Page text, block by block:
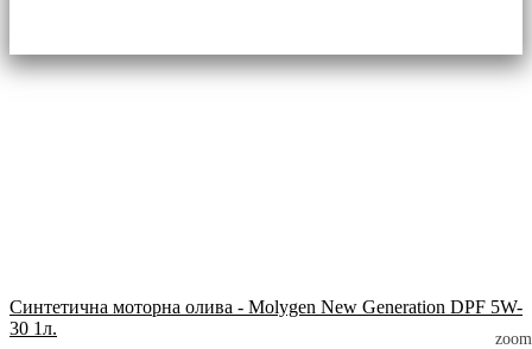
zoom
Синтетична моторна олива - Molygen New Generation DPF 5W-
30 1л.